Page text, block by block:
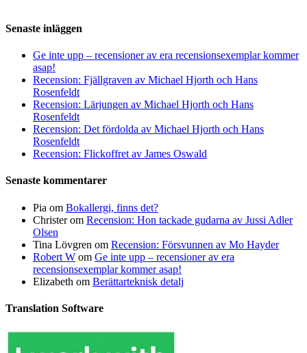
Senaste inläggen
Ge inte upp – recensioner av era recensionsexemplar kommer
asap!
Recension: Fjällgraven av Michael Hjorth och Hans
Rosenfeldt
Recension: Lärjungen av Michael Hjorth och Hans
Rosenfeldt
Recension: Det fördolda av Michael Hjorth och Hans
Rosenfeldt
Recension: Flickoffret av James Oswald
Senaste kommentarer
Pia om Bokallergi, finns det?
Christerom Recension: Hon tackade gudarna av Jussi Adler
Olsen
Tina Lövgren om Recension: Försvunnen av Mo Hayder
Robert W om Ge inte upp – recensioner av era
recensionsexemplar kommer asap!
Elizabeth om Berättarteknisk detalj
Translation Software